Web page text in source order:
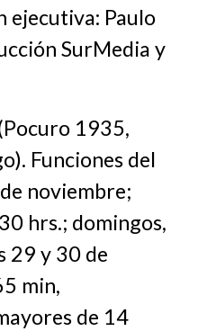
ejecutiva: Paulo
SurMedia y
1935,
Funciones del
noviembre;
hrs.; domingos,
29 y 30 de
min,
de 14